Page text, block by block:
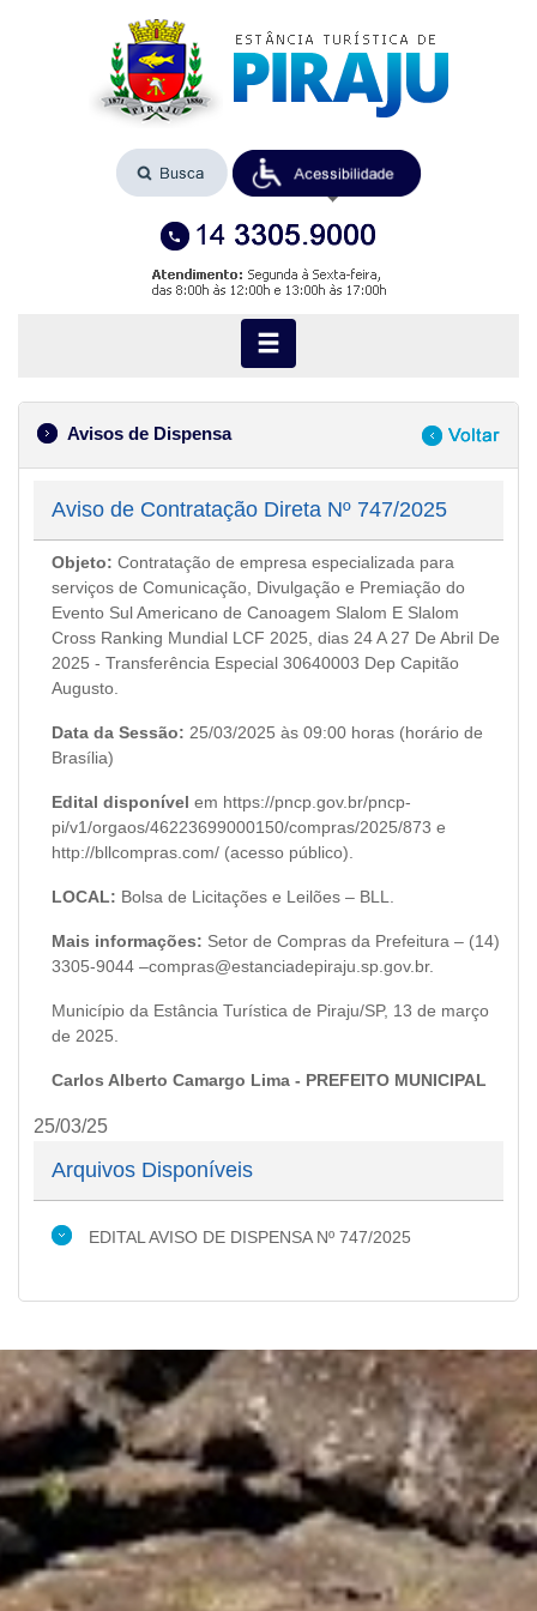
Avisos de Dispensa
Aviso de Contratação Direta Nº 747/2025
Objeto: Contratação de empresa especializada para
serviços de Comunicação, Divulgação e Premiação do
Evento Sul Americano de Canoagem Slalom E Slalom
Cross Ranking Mundial LCF 2025, dias 24 A 27 De Abril De
2025 - Transferência Especial 30640003 Dep Capitão
Augusto.
Data da Sessão: 25/03/2025 às 09:00 horas (horário de
Brasília)
Edital disponível em https://pncp.gov.br/pncp-
pi/v1/orgaos/46223699000150/compras/2025/873 e
http://bllcompras.com/ (acesso público).
LOCAL: Bolsa de Licitações e Leilões – BLL.
Mais informações: Setor de Compras da Prefeitura – (14)
3305-9044 –compras@estanciadepiraju.sp.gov.br.
Município da Estância Turística de Piraju/SP, 13 de março
de 2025.
Carlos Alberto Camargo Lima - PREFEITO MUNICIPAL
25/03/25
Arquivos Disponíveis
EDITAL AVISO DE DISPENSA Nº 747/2025